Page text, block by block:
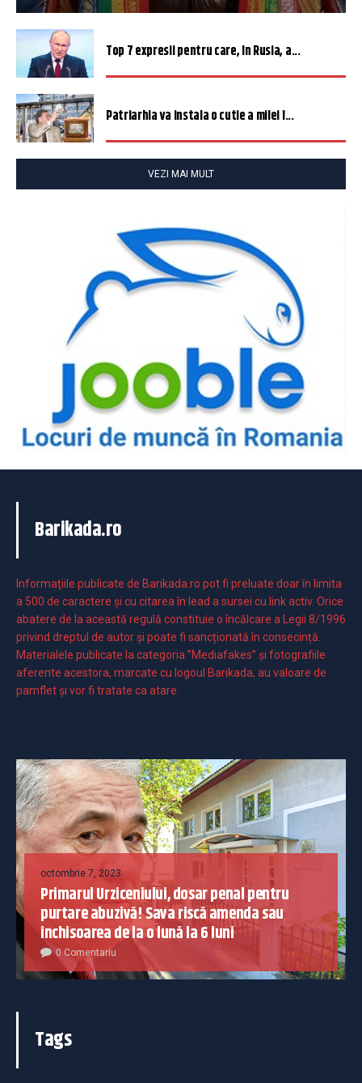
Top 7 expresii pentru care, în Rusia, a...
Patriarhia va instala o cutie a milei î...
VEZI MAI MULT
Barikada.ro
Informaţiile publicate de Barikada.ro pot fi preluate doar în limita
a 500 de caractere şi cu citarea în lead a sursei cu link activ. Orice
abatere de la această regulă constituie o încălcare a Legii 8/1996
privind dreptul de autor și poate fi sancționată în consecință.
Materialele publicate la categoria ”Mediafakes” și fotografiile
aferente acestora, marcate cu logoul Barikada, au valoare de
pamflet și vor fi tratate ca atare.
octombrie 7, 2023
Primarul Urziceniului, dosar penal pentru
purtare abuzivă! Sava riscă amenda sau
închisoarea de la o lună la 6 luni
0 Comentariu
Tags